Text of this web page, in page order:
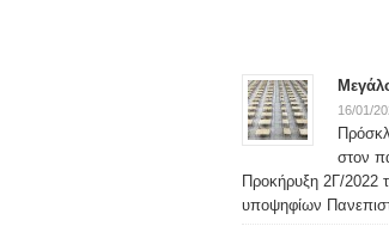
16/01/
στον
Προκήρυξη 2Γ/2022
υποψηφίων